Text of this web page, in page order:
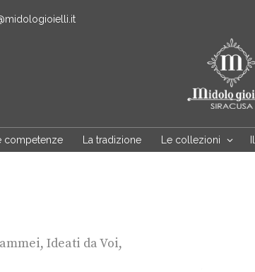
competenze La tradizione Le collezioni
, Ideati da Voi,